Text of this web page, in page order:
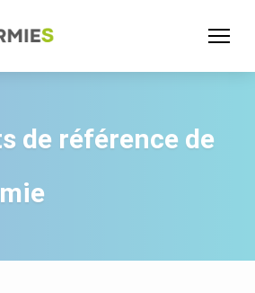
de référence de